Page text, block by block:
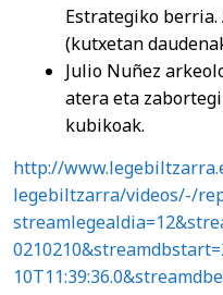
Estrategiko
(kutxetan
Julio Nuñez
atera eta
kubikoak.
http://
legebiltzarra/videos/-/